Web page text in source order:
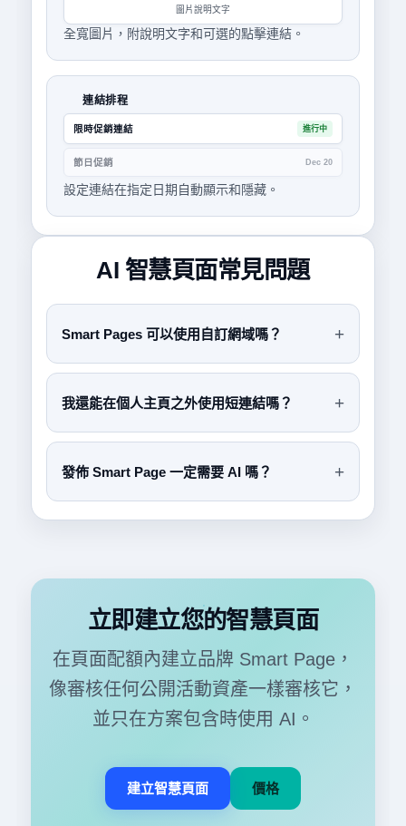
圖片說明文字
全寬圖片，附說明文字和可選的點擊連結。
連結排程
限時促銷連結 進行中
節日促銷 Dec 20
設定連結在指定日期自動顯示和隱藏。
AI 智慧頁面常見問題
Smart Pages 可以使用自訂網域嗎？
我還能在個人主頁之外使用短連結嗎？
發佈 Smart Page 一定需要 AI 嗎？
立即建立您的智慧頁面
在頁面配額內建立品牌 Smart Page，
像審核任何公開活動資產一樣審核它，
並只在方案包含時使用 AI。
建立智慧頁面 價格